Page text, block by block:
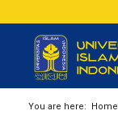
You are here: Home